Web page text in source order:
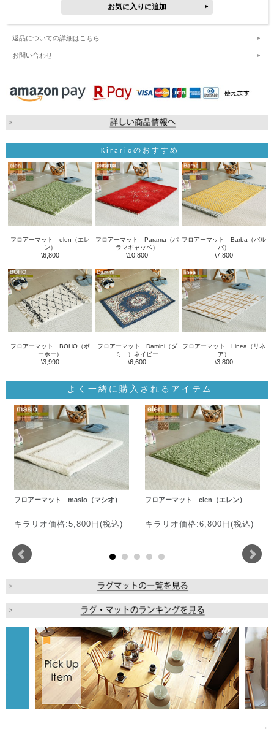
返品についての詳細はこちら
お問い合わせ
Kirarioのおすすめ
フロアーマット elen（エレ
ン）
\6,800
フロアーマット Parama（パ
ラマギャッベ）
\10,800
フロアーマット Barba（バル
バ）
\7,800
フロアーマット BOHO（ボ
ーホー）
\3,990
フロアーマット Damini（ダ
ミニ）ネイビー
\6,600
フロアーマット Linea（リネ
ア）
\3,800
よく一緒に購入されるアイテム
フロアーマット masio（マシオ）
キラリオ価格:5,800円(税込)
フロアーマット elen（エレン）
キラリオ価格:6,800円(税込)